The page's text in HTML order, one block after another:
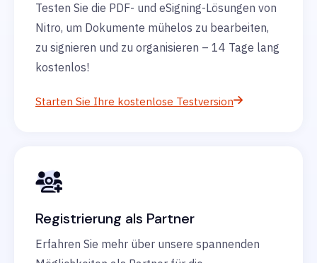
Testen Sie die PDF- und eSigning-Lösungen von
Nitro, um Dokumente mühelos zu bearbeiten,
zu signieren und zu organisieren – 14 Tage lang
kostenlos!
Starten Sie Ihre kostenlose Testversion
Registrierung als Partner
Erfahren Sie mehr über unsere spannenden